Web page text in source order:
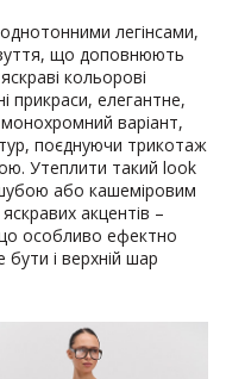
легінсами,
що доповнюють
кольорові
прикраси, елегантне,
варіант,
поєднуючи трикотаж
Утеплити такий look
або кашеміровим
акцентів –
особливо ефектно
і верхній шар